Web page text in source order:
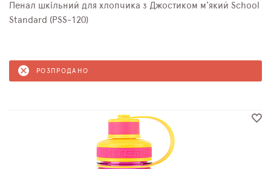
Пенал шкільний для хлопчика з Джостиком м'який School
Standard (PSS-120)
РОЗПРОДАНО